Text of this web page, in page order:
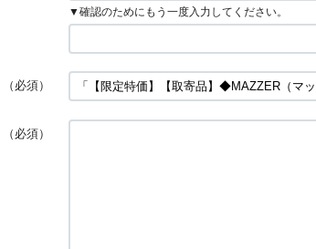
▼確認のためにもう一度入力してください。
（必須）
（必須）